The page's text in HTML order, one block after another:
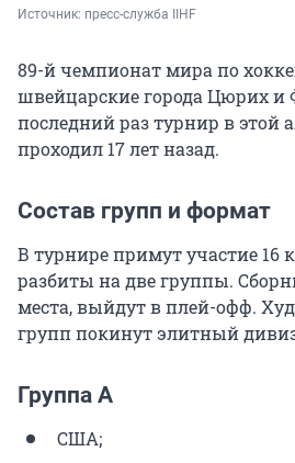
Источник: пресс-служба IIHF
89-й чемпионат мира по
швейцарские города Цюрих и
последний раз турнир в этой
проходил 17 лет назад.
Состав групп и формат
В турнире примут участие 16
разбиты на две группы.
места, выйдут в плей-офф.
групп покинут элитный
Группа A
США;